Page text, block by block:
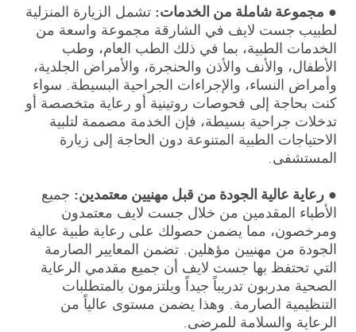
● مجموعة شاملة من الخدمات: تشمل الزيارة المنزلية
لطبيب جست لايف في الشارقة مجموعة واسعة من
الخدمات الطبية، بما في ذلك الطب العام، وطب
الأطفال، والأنف والأذن والحنجرة، والأمراض الجلدية،
وأمراض النساء، والإجراءات الجراحية البسيطة. سواء
كنت بحاجة إلى فحوصات روتينية أو رعاية متخصصة أو
تدخلات جراحية بسيطة، فإن الخدمة مصممة لتلبية
الاحتياجات الطبية المتنوعة دون الحاجة إلى زيارة
المستشفى.
● رعاية عالية الجودة من قبل مهنيين معتمدين: جميع
الأطباء المقدمين من خلال جست لايف معتمدون
ومرخصون، مما يضمن حصولك على رعاية طبية عالية
الجودة من مهنيين مؤهلين. تضمن المعايير الصارمة
التي تحتفظ بها جست لايف أن جميع مقدمي الرعاية
الصحية مدربون تدريباً جيداً ويلتزمون بالمتطلبات
التنظيمية الصارمة. وهذا يضمن مستوى عالياً من
الرعاية والسلامة للمرضى.